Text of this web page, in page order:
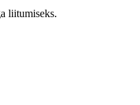
liitumiseks.